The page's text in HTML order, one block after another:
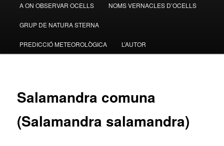
A ON OBSERVAR OCELLS NOMS VERNACLES D’OCELLS
GRUP DE NATURA STERNA
PREDICCIÓ METEOROLÒGICA L’AUTOR
Salamandra comuna
(Salamandra salamandra)